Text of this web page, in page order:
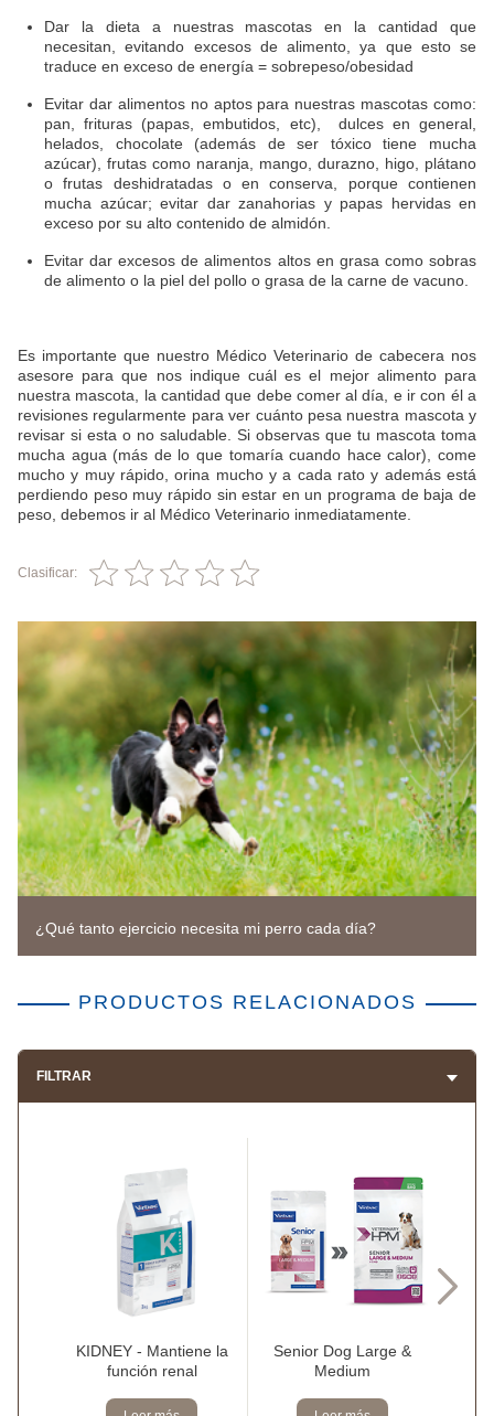
Dar la dieta a nuestras mascotas en la cantidad que
necesitan, evitando excesos de alimento, ya que esto se
traduce en exceso de energía = sobrepeso/obesidad
Evitar dar alimentos no aptos para nuestras mascotas como:
pan, frituras (papas, embutidos, etc), dulces en general,
helados, chocolate (además de ser tóxico tiene mucha
azúcar), frutas como naranja, mango, durazno, higo, plátano
o frutas deshidratadas o en conserva, porque contienen
mucha azúcar; evitar dar zanahorias y papas hervidas en
exceso por su alto contenido de almidón.
Evitar dar excesos de alimentos altos en grasa como sobras
de alimento o la piel del pollo o grasa de la carne de vacuno.
Es importante que nuestro Médico Veterinario de cabecera nos
asesore para que nos indique cuál es el mejor alimento para
nuestra mascota, la cantidad que debe comer al día, e ir con él a
revisiones regularmente para ver cuánto pesa nuestra mascota y
revisar si esta o no saludable. Si observas que tu mascota toma
mucha agua (más de lo que tomaría cuando hace calor), come
mucho y muy rápido, orina mucho y a cada rato y además está
perdiendo peso muy rápido sin estar en un programa de baja de
peso, debemos ir al Médico Veterinario inmediatamente.
Clasificar:
¿Qué tanto ejercicio necesita mi perro cada día?
PRODUCTOS RELACIONADOS
FILTRAR
KIDNEY - Mantiene la
función renal
Senior Dog Large &
Medium